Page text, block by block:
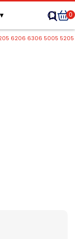
▼ 0
6206 6306 5005 5205